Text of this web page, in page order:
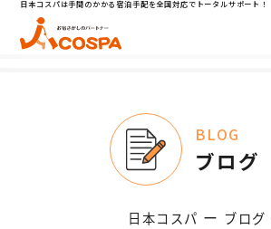
日本コスパは手間のかかる宿泊手配を全国対応でトータルサポート！
BLOG
ブログ
日本コスパ ー ブログ